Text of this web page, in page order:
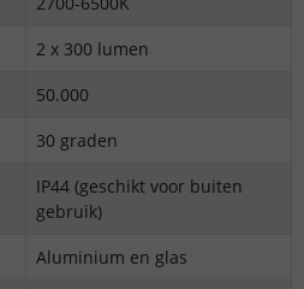
2 x 300 lumen
50.000
30 graden
IP44 (geschikt voor buiten
gebruik)
Aluminium en glas